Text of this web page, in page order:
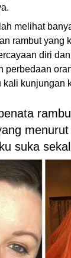
melihat
rambut yang
diri
perbedaan
kali kunjungan
suka